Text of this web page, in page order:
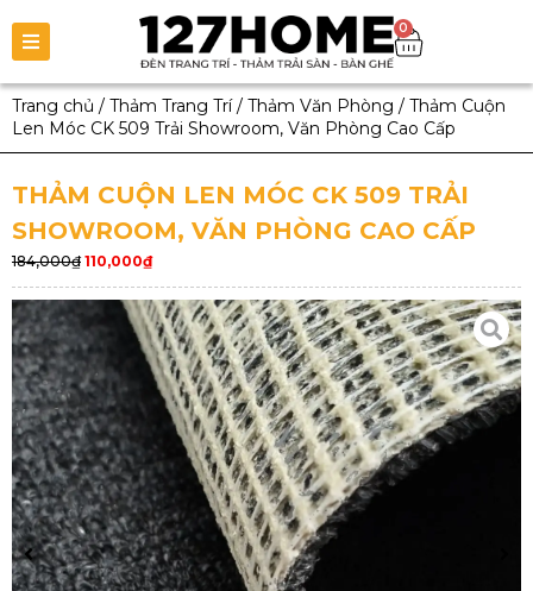
0
Trang chủ / Thảm Trang Trí/ Thảm Văn Phòng / Thảm Cuộn
Len Móc CK 509 Trải Showroom, Văn Phòng Cao Cấp
THẢM CUỘN LEN MÓC CK 509 TRẢI
SHOWROOM, VĂN PHÒNG CAO CẤP
184,000₫ 110,000₫